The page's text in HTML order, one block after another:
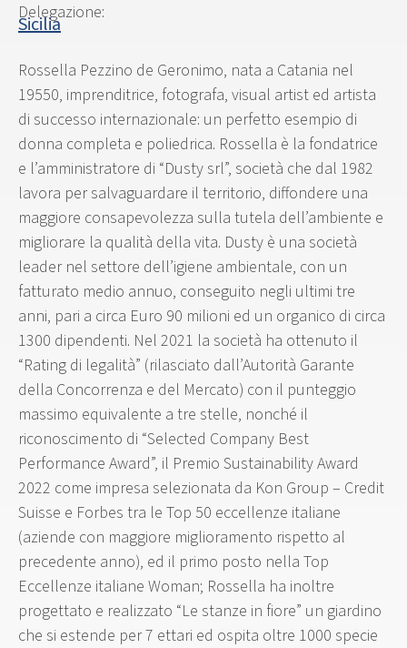
Delegazione:
Sicilia
Rossella Pezzino de Geronimo, nata a Catania nel
19550, imprenditrice, fotografa, visual artist ed artista
di successo internazionale: un perfetto esempio di
donna completa e poliedrica. Rossella è la fondatrice
e l’amministratore di “Dusty srl”, società che dal 1982
lavora per salvaguardare il territorio, diffondere una
maggiore consapevolezza sulla tutela dell’ambiente e
migliorare la qualità della vita. Dusty è una società
leader nel settore dell’igiene ambientale, con un
fatturato medio annuo, conseguito negli ultimi tre
anni, pari a circa Euro 90 milioni ed un organico di circa
1300 dipendenti. Nel 2021 la società ha ottenuto il
“Rating di legalità” (rilasciato dall’Autorità Garante
della Concorrenza e del Mercato) con il punteggio
massimo equivalente a tre stelle, nonché il
riconoscimento di “Selected Company Best
Performance Award”, il Premio Sustainability Award
2022 come impresa selezionata da Kon Group – Credit
Suisse e Forbes tra le Top 50 eccellenze italiane
(aziende con maggiore miglioramento rispetto al
precedente anno), ed il primo posto nella Top
Eccellenze italiane Woman; Rossella ha inoltre
progettato e realizzato “Le stanze in fiore” un giardino
che si estende per 7 ettari ed ospita oltre 1000 specie